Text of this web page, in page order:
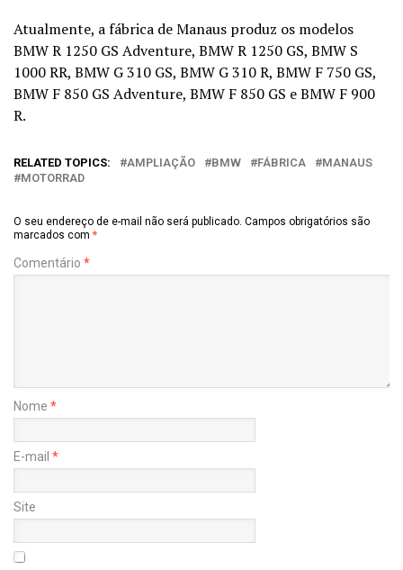
Atualmente, a fábrica de Manaus produz os modelos
BMW R 1250 GS Adventure, BMW R 1250 GS, BMW S
1000 RR, BMW G 310 GS, BMW G 310 R, BMW F 750 GS,
BMW F 850 GS Adventure, BMW F 850 GS e BMW F 900
R.
RELATED TOPICS: AMPLIAÇÃO BMW FÁBRICA
MANAUS
MOTORRAD
O seu endereço de e-mail não será publicado. Campos obrigatórios são
marcados com *
Comentário *
Nome *
E-mail *
Site